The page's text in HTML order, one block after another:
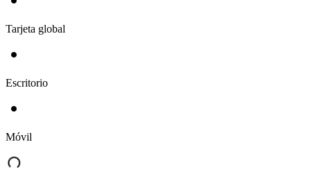
Tarjeta global
Escritorio
Móvil